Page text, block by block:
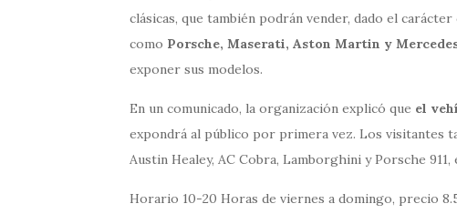
clásicas, que también podrán vender, dado el
como Porsche, Maserati, Aston Martin y
exponer sus modelos.
En un comunicado, la organización explicó que el
expondrá al público por primera vez. Los visitantes
Austin Healey, AC Cobra, Lamborghini y Porsche
Horario 10-20 Horas de viernes a domingo, precio